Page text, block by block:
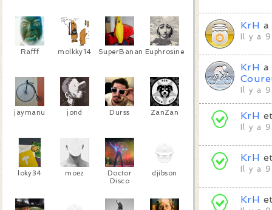
Rafff molkky14 SuperBananaEuphrosine
jaymanu jond Durss ZanZan
loky34 moez
Doctor
Disco
djibson
KrH a
Il y a
KrH a
Il y a
KrH
Il y a
KrH
Il y a
KrH